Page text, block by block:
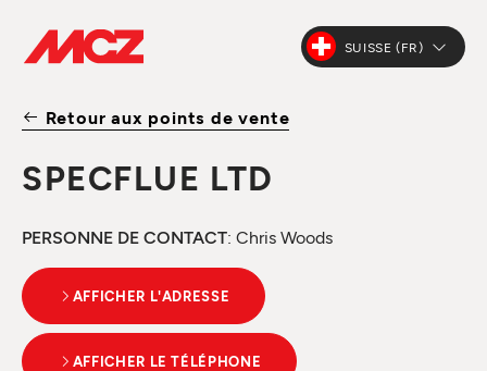
SUISSE (FR)
Retour aux points de vente
SPECFLUE LTD
PERSONNE DE CONTACT: Chris Woods
AFFICHER L'ADRESSE
AFFICHER LE TÉLÉPHONE